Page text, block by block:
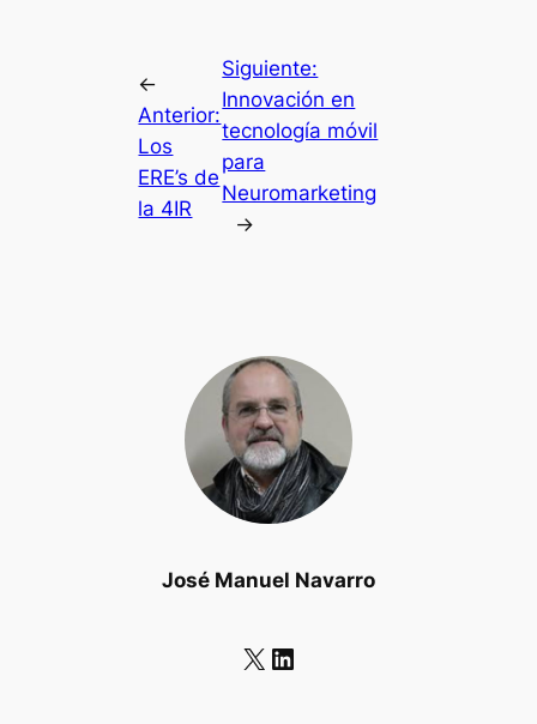
José Manuel Navarro
X LinkedIn
←
Anterior:
Los
ERE’s de
la 4IR
Siguiente:
Innovación en
tecnología móvil
para
Neuromarketing
→